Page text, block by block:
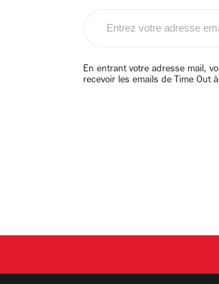
email
En entrant votre adresse mail,
recevoir les emails de Time Out